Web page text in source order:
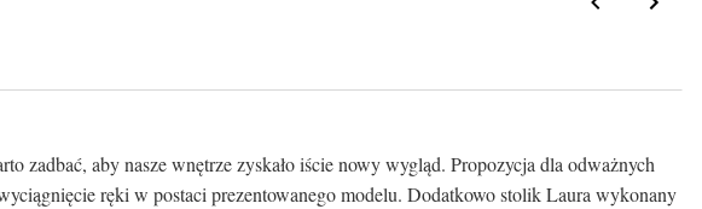
zadbać, aby nasze wnętrze zyskało iście nowy wygląd. Propozycja dla odważnych
ręki w postaci prezentowanego modelu. Dodatkowo stolik Laura wykonany